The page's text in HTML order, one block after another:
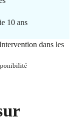
10 ans
dans les